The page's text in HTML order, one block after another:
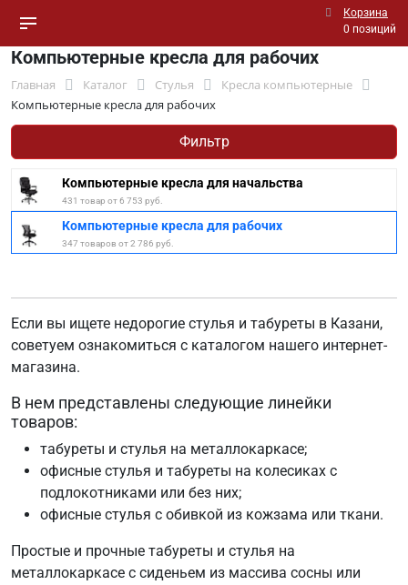
Корзина
0 позиций
Компьютерные кресла для рабочих
Главная Каталог Стулья
Кресла компьютерные
Компьютерные кресла для рабочих
Фильтр
Компьютерные кресла для начальства
431 товар от 6 753 руб.
Компьютерные кресла для рабочих
347 товаров от 2 786 руб.
Если вы ищете недорогие стулья и табуреты в Казани,
советуем ознакомиться с каталогом нашего интернет-
магазина.
В нем представлены следующие линейки
товаров:
табуреты и стулья на металлокаркасе;
офисные стулья и табуреты на колесиках c
подлокотниками или без них;
офисные стулья с обивкой из кожзама или ткани.
Простые и прочные табуреты и стулья на
металлокаркасе с сиденьем из массива сосны или